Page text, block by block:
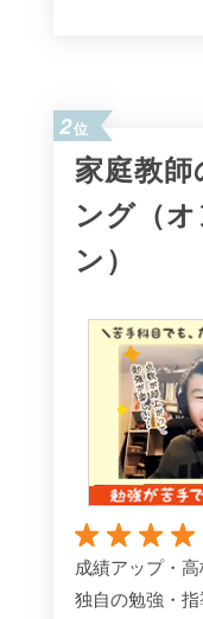
2位
家庭教師
ング（オ
ン）
成績アップ・
独自の勉強・